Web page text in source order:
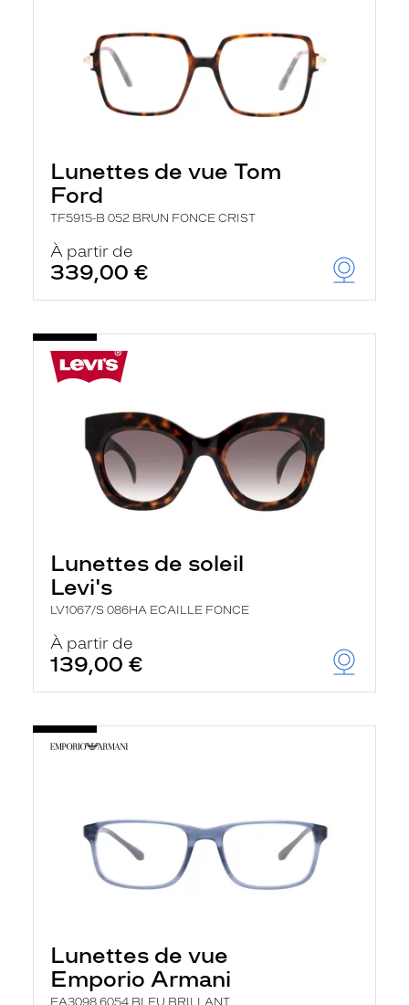
Lunettes de vue Tom
Ford
TF5915-B 052 BRUN FONCE CRIST
À partir de
339,00 €
Lunettes de soleil
Levi's
LV1067/S 086HA ECAILLE FONCE
À partir de
139,00 €
Lunettes de vue
Emporio Armani
EA3098 6054 BLEU BRILLANT